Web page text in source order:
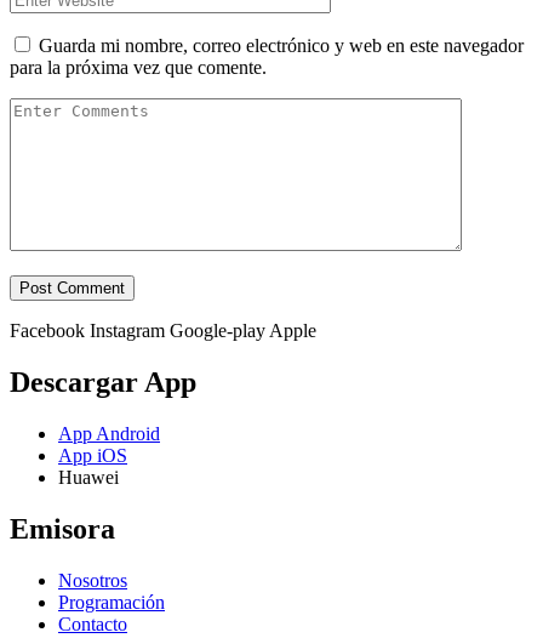
Guarda mi nombre, correo electrónico y web en este navegador
para la próxima vez que comente.
Facebook Instagram Google-play Apple
Descargar App
App Android
App iOS
Huawei
Emisora
Nosotros
Programación
Contacto